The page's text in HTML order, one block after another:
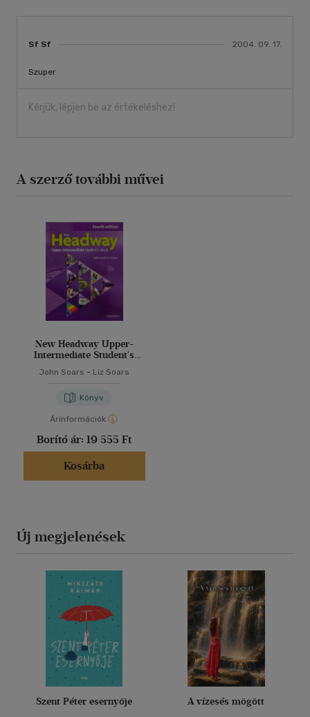
Sf Sf 2004. 09. 17.
Szuper
Kérjük, lépjen be az értékeléshez!
A szerző további művei
New Headway Upper-
Intermediate Student's
John Soars - Liz Soars
Könyv
Árinformációk
Borító ár: 19 555 Ft
Kosárba
Új megjelenések
Szent Péter esernyője A vízesés mögött